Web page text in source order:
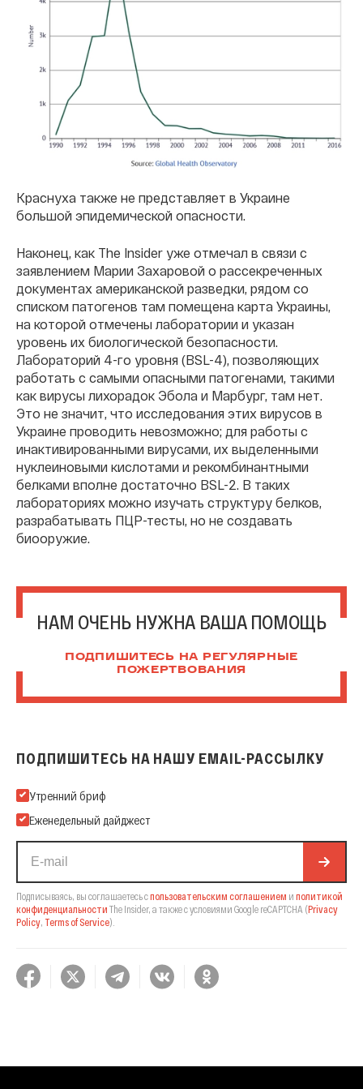
Краснуха также не представляет в Украине
большой эпидемической опасности.
Наконец, как The Insider уже отмечал в связи с
заявлением Марии Захаровой о рассекреченных
документах американской разведки, рядом со
списком патогенов там помещена карта Украины,
на которой отмечены лаборатории и указан
уровень их биологической безопасности.
Лабораторий 4-го уровня (BSL-4), позволяющих
работать с самыми опасными патогенами, такими
как вирусы лихорадок Эбола и Марбург, там нет.
Это не значит, что исследования этих вирусов в
Украине проводить невозможно; для работы с
инактивированными вирусами, их выделенными
нуклеиновыми кислотами и рекомбинантными
белками вполне достаточно BSL-2. В таких
лабораториях можно изучать структуру белков,
разрабатывать ПЦР-тесты, но не создавать
биооружие.
НАМ ОЧЕНЬ НУЖНА ВАША ПОМОЩЬ
ПОДПИШИТЕСЬ НА РЕГУЛЯРНЫЕ
ПОЖЕРТВОВАНИЯ
ПОДПИШИТЕСЬ НА НАШУ EMAIL-РАССЫЛКУ
Подпишитесь на нашу Email-рассылку
Утренний бриф
Еженедельный дайджест
Подписываясь, вы соглашаетесь спользовательским соглашением и политикой
конфиденциальности The Insider, а также с условиями Google reCAPTCHA (Privacy
Policy Terms of Service).